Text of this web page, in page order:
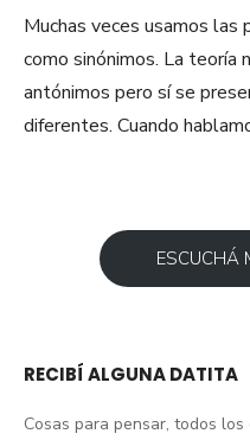
Muchas veces usamos las
como sinónimos. La teoría
antónimos pero sí se
diferentes. Cuando
ESCUCHÁ
RECIBÍ ALGUNA DATITA
Cosas para pensar, todos